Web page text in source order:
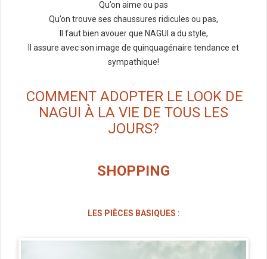
Qu’on aime ou pas
Qu’on trouve ses chaussures ridicules ou pas,
Il faut bien avouer que NAGUI a du style,
Il assure avec son image de quinquagénaire tendance et
sympathique!
COMMENT ADOPTER LE LOOK DE
NAGUI À LA VIE DE TOUS LES
JOURS?
SHOPPING
LES PIÈCES BASIQUES :